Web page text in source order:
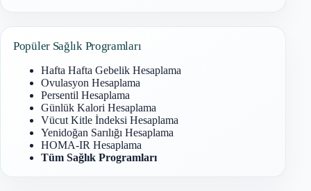
Popüler Sağlık Programları
Hafta Hafta Gebelik Hesaplama
Ovulasyon Hesaplama
Persentil Hesaplama
Günlük Kalori Hesaplama
Vücut Kitle İndeksi Hesaplama
Yenidoğan Sarılığı Hesaplama
HOMA-IR Hesaplama
Tüm Sağlık Programları